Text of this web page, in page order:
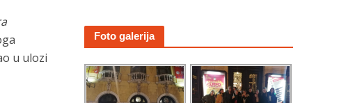
u ulozi
Foto galerija